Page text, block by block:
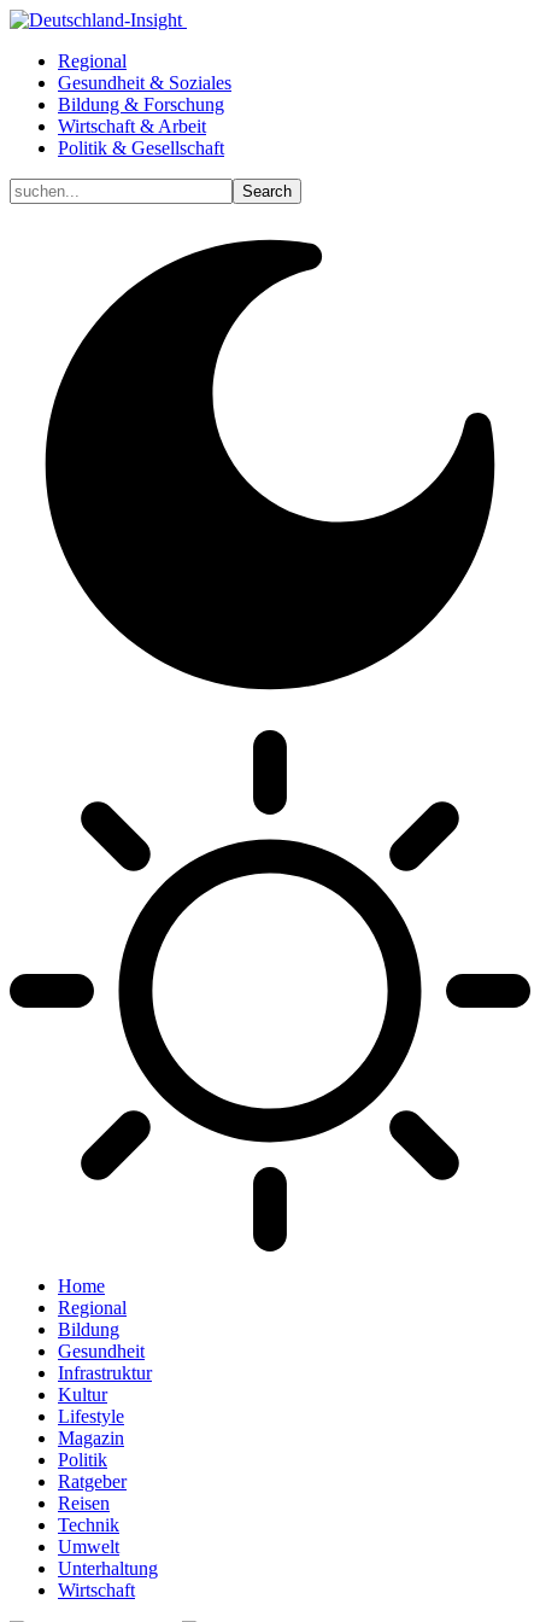
Regional
Gesundheit & Soziales
Bildung & Forschung
Wirtschaft & Arbeit
Politik & Gesellschaft
Home
Regional
Bildung
Gesundheit
Infrastruktur
Kultur
Lifestyle
Magazin
Politik
Ratgeber
Reisen
Technik
Umwelt
Unterhaltung
Wirtschaft